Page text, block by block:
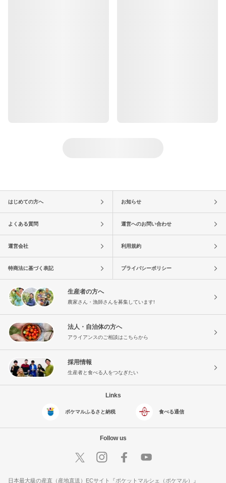
はじめての方へ お知らせ
よくある質問 運営へのお問い合わせ
運営会社 利用規約
特商法に基づく表記 プライバシーポリシー
生産者の方へ
農家さん・漁師さんを募集しています!
法人・自治体の方へ
アライアンスのご相談はこちらから
採用情報
生産者と食べる人をつなぎたい
Links
ポケマルふるさと納税 食べる通信
Follow us
日本最大級の産直（産地直送）ECサイト『ポケットマルシェ（ポケマル）』